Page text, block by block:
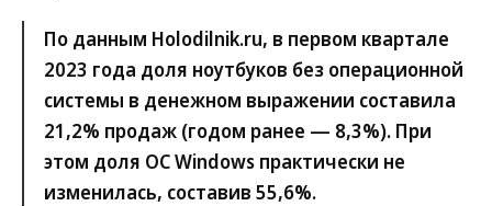
По данным Holodilnik.ru, в первом квартале
2023 года доля ноутбуков без операционной
системы в денежном выражении составила
21,2% продаж (годом ранее — 8,3%). При
этом доля ОС Windows практически не
изменилась, составив 55,6%.